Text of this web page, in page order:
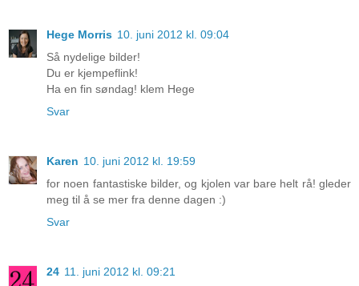
Hege Morris 10. juni 2012 kl. 09:04
Så nydelige bilder!
Du er kjempeflink!
Ha en fin søndag! klem Hege
Svar
Karen 10. juni 2012 kl. 19:59
for noen fantastiske bilder, og kjolen var bare helt rå! gleder
meg til å se mer fra denne dagen :)
Svar
24 11. juni 2012 kl. 09:21